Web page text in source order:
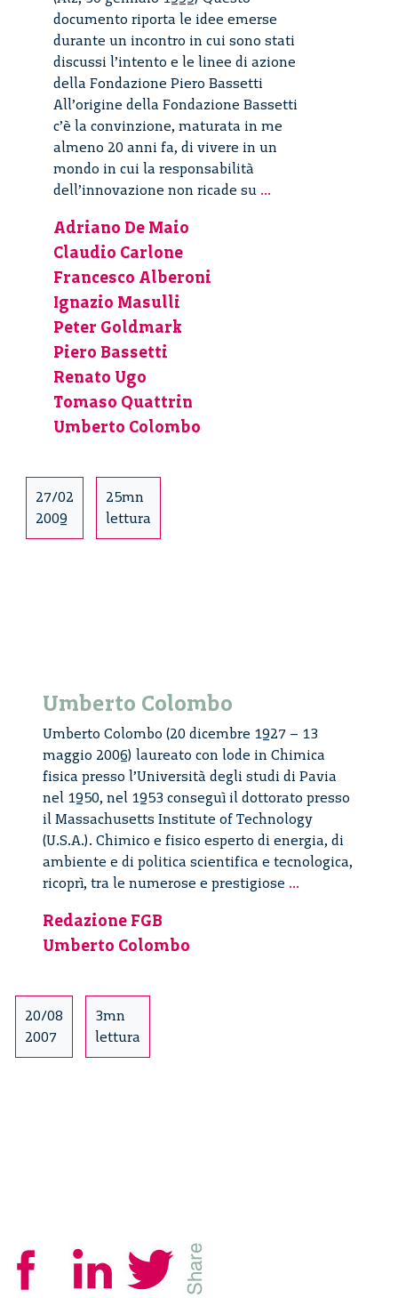
documento riporta le idee emerse
durante un incontro in cui sono stati
discussi l’intento e le linee di azione
della Fondazione Piero Bassetti
All’origine della Fondazione Bassetti
c’è la convinzione, maturata in me
almeno 20 anni fa, di vivere in un
mondo in cui la responsabilità
dell’innovazione non ricade su ...
Adriano De Maio
Claudio Carlone
Francesco Alberoni
Ignazio Masulli
Peter Goldmark
Piero Bassetti
Renato Ugo
Tomaso Quattrin
Umberto Colombo
27/02
2009
25mn
lettura
Umberto Colombo
Umberto Colombo (20 dicembre 1927 – 13
maggio 2006) laureato con lode in Chimica
fisica presso l’Università degli studi di Pavia
nel 1950, nel 1953 conseguì il dottorato presso
il Massachusetts Institute of Technology
(U.S.A.). Chimico e fisico esperto di energia, di
ambiente e di politica scientifica e tecnologica,
ricoprì, tra le numerose e prestigiose ...
Redazione FGB
Umberto Colombo
20/08
2007
3mn
lettura